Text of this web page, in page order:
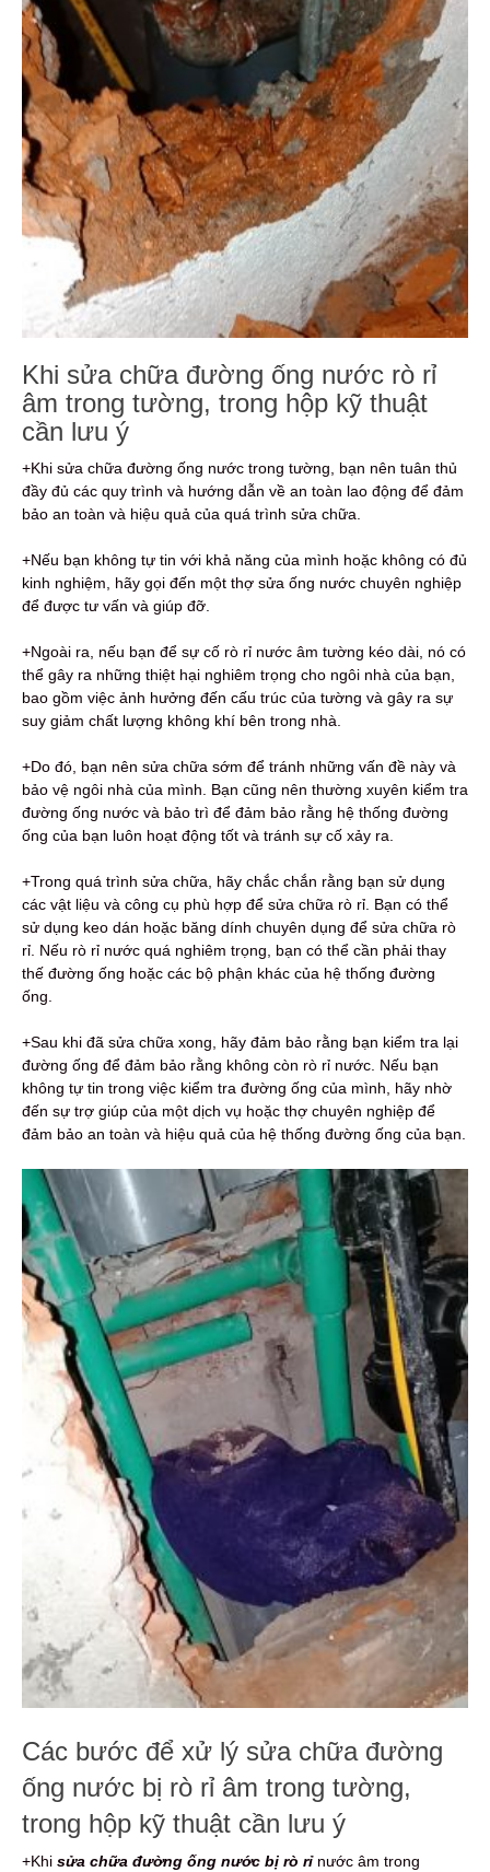
Khi sửa chữa đường ống nước rò rỉ
âm trong tường, trong hộp kỹ thuật
cần lưu ý
+Khi sửa chữa đường ống nước trong tường, bạn nên tuân thủ
đầy đủ các quy trình và hướng dẫn về an toàn lao động để đảm
bảo an toàn và hiệu quả của quá trình sửa chữa.
+Nếu bạn không tự tin với khả năng của mình hoặc không có đủ
kinh nghiệm, hãy gọi đến một thợ sửa ống nước chuyên nghiệp
để được tư vấn và giúp đỡ.
+Ngoài ra, nếu bạn để sự cố rò rỉ nước âm tường kéo dài, nó có
thể gây ra những thiệt hại nghiêm trọng cho ngôi nhà của bạn,
bao gồm việc ảnh hưởng đến cấu trúc của tường và gây ra sự
suy giảm chất lượng không khí bên trong nhà.
+Do đó, bạn nên sửa chữa sớm để tránh những vấn đề này và
bảo vệ ngôi nhà của mình. Bạn cũng nên thường xuyên kiểm tra
đường ống nước và bảo trì để đảm bảo rằng hệ thống đường
ống của bạn luôn hoạt động tốt và tránh sự cố xảy ra.
+Trong quá trình sửa chữa, hãy chắc chắn rằng bạn sử dụng
các vật liệu và công cụ phù hợp để sửa chữa rò rỉ. Bạn có thể
sử dụng keo dán hoặc băng dính chuyên dụng để sửa chữa rò
rỉ. Nếu rò rỉ nước quá nghiêm trọng, bạn có thể cần phải thay
thế đường ống hoặc các bộ phận khác của hệ thống đường
ống.
+Sau khi đã sửa chữa xong, hãy đảm bảo rằng bạn kiểm tra lại
đường ống để đảm bảo rằng không còn rò rỉ nước. Nếu bạn
không tự tin trong việc kiểm tra đường ống của mình, hãy nhờ
đến sự trợ giúp của một dịch vụ hoặc thợ chuyên nghiệp để
đảm bảo an toàn và hiệu quả của hệ thống đường ống của bạn.
Các bước để xử lý sửa chữa đường
ống nước bị rò rỉ âm trong tường,
trong hộp kỹ thuật cần lưu ý
+Khi sửa chữa đường ống nước bị rò rỉnước âm trong